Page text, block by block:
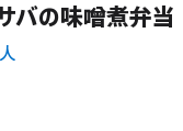
サバの味噌煮弁